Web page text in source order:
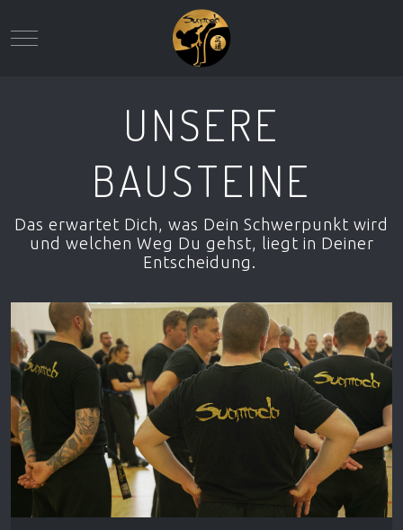
Mobile Menu Toggle
UNSERE
BAUSTEINE
Das erwartet Dich, was Dein Schwerpunkt wird
und welchen Weg Du gehst, liegt in Deiner
Entscheidung.